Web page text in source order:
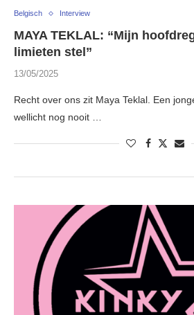
Belgisch Interview
MAYA TEKLAL: “Mijn
limieten stel”
13/05/2025
Recht over ons zit Maya Teklal. Een
wellicht nog nooit …